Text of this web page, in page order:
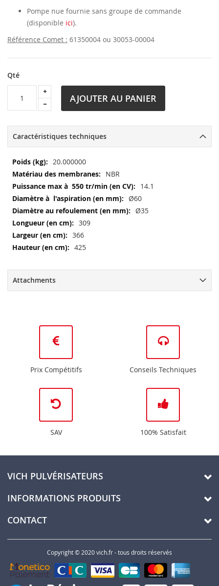
Pompe nue fournie sans groupe de commande
(disponible ici).
Référence Comet : 61350004 ou 30053-00004
Qté
AJOUTER AU PANIER
Caractéristiques techniques
Plus
d’information
20.000000
NBR
14.1
Ø60
Ø35
309
366
425
Attachments
Prix Compétitifs Conseils Techniques
SAV 100% Satisfait
VICH PULVÉRISATEURS
INFORMATIONS PRODUITS
CONTACT
Copyright © 2020 vich.fr - tous droits réservés